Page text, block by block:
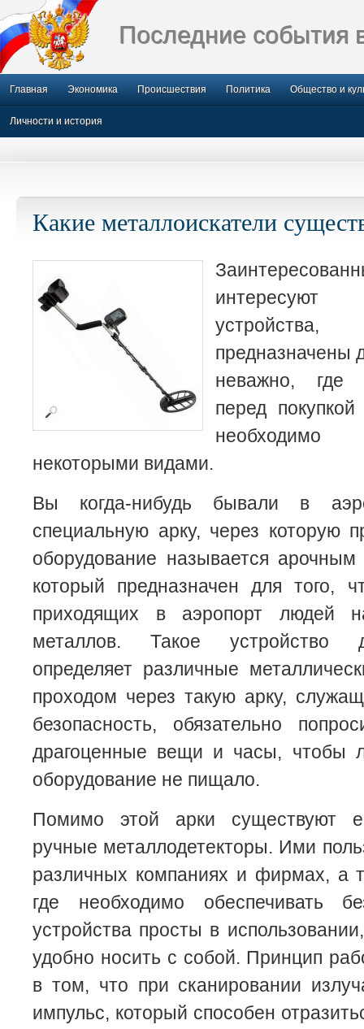
Последние события
Главная Экономика Происшествия Политика Общество и
Личности и история
Какие металлоискатели
предназначены
неважно, где
перед
необходимо
некоторыми видами.
Вы когда-нибудь бывали в
специальную арку, через которую
оборудование называется арочным
который предназначен для того,
приходящих в аэропорт людей
металлов. Такое устройство
определяет различные
проходом через такую арку,
безопасность, обязательно
драгоценные вещи и часы, чтобы
оборудование не пищало.
Помимо этой арки существуют
ручные металлодетекторы. Ими
различных компаниях и фирмах, а
где необходимо обеспечивать
устройства просты в
удобно носить с собой. Принцип
в том, что при сканировании
импульс, который способен